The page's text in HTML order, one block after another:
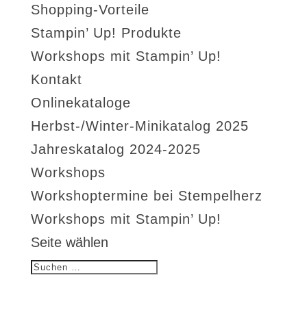
Shopping-Vorteile
Stampin’ Up! Produkte
Workshops mit Stampin’ Up!
Kontakt
Onlinekataloge
Herbst-/Winter-Minikatalog 2025
Jahreskatalog 2024-2025
Workshops
Workshoptermine bei Stempelherz
Workshops mit Stampin’ Up!
Seite wählen